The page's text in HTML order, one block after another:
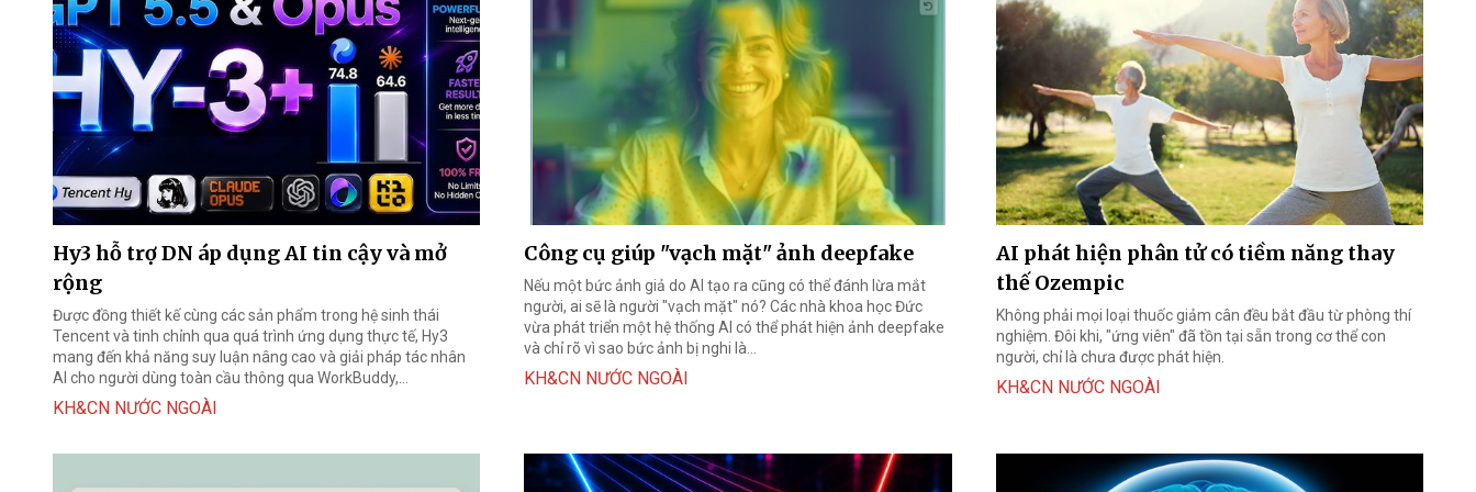
Hy3 hỗ trợ DN áp dụng AI tin cậy và mở
rộng
Được đồng thiết kế cùng các sản phẩm trong hệ sinh thái
Tencent và tinh chỉnh qua quá trình ứng dụng thực tế, Hy3
mang đến khả năng suy luận nâng cao và giải pháp tác nhân
AI cho người dùng toàn cầu thông qua WorkBuddy,...
KH&CN NƯỚC NGOÀI
Công cụ giúp "vạch mặt" ảnh deepfake
Nếu một bức ảnh giả do AI tạo ra cũng có thể đánh lừa mắt
người, ai sẽ là người "vạch mặt" nó? Các nhà khoa học Đức
vừa phát triển một hệ thống AI có thể phát hiện ảnh deepfake
và chỉ rõ vì sao bức ảnh bị nghi là...
KH&CN NƯỚC NGOÀI
AI phát hiện phân tử có tiềm năng thay
thế Ozempic
Không phải mọi loại thuốc giảm cân đều bắt đầu từ phòng thí
nghiệm. Đôi khi, "ứng viên" đã tồn tại sẵn trong cơ thể con
người, chỉ là chưa được phát hiện.
KH&CN NƯỚC NGOÀI